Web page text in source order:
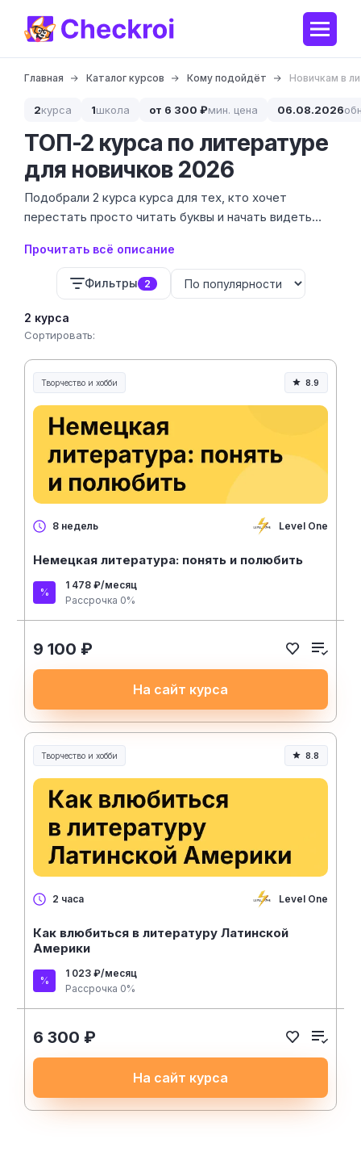
Главная Каталог курсов Кому подойдёт Новичкам в
2курса 1школа от 6 300 ₽мин. цена 06.08.2026
ТОП-2 курса по литературе
для новичков 2026
Подобрали 2 курса курса для тех, кто хочет
перестать просто читать буквы и начать видеть
до 9 100 ₽, так что вход в мир большой литературы
обойдется дешевле похода в книжный за
подарочным изданием.
Прочитать всё описание
Фильтры 2
2 курса
Сортировать:
Творчество и хобби
Творчество, контент и хобби
8.9
8 недель Level One
Немецкая литература: понять и полюбить
1 478 ₽/месяц
Рассрочка 0%
9 100 ₽
На сайт курса
Творчество и хобби
Творчество, контент и хобби
8.8
2 часа Level One
Как влюбиться в литературу Латинской
Америки
1 023 ₽/месяц
Рассрочка 0%
6 300 ₽
На сайт курса